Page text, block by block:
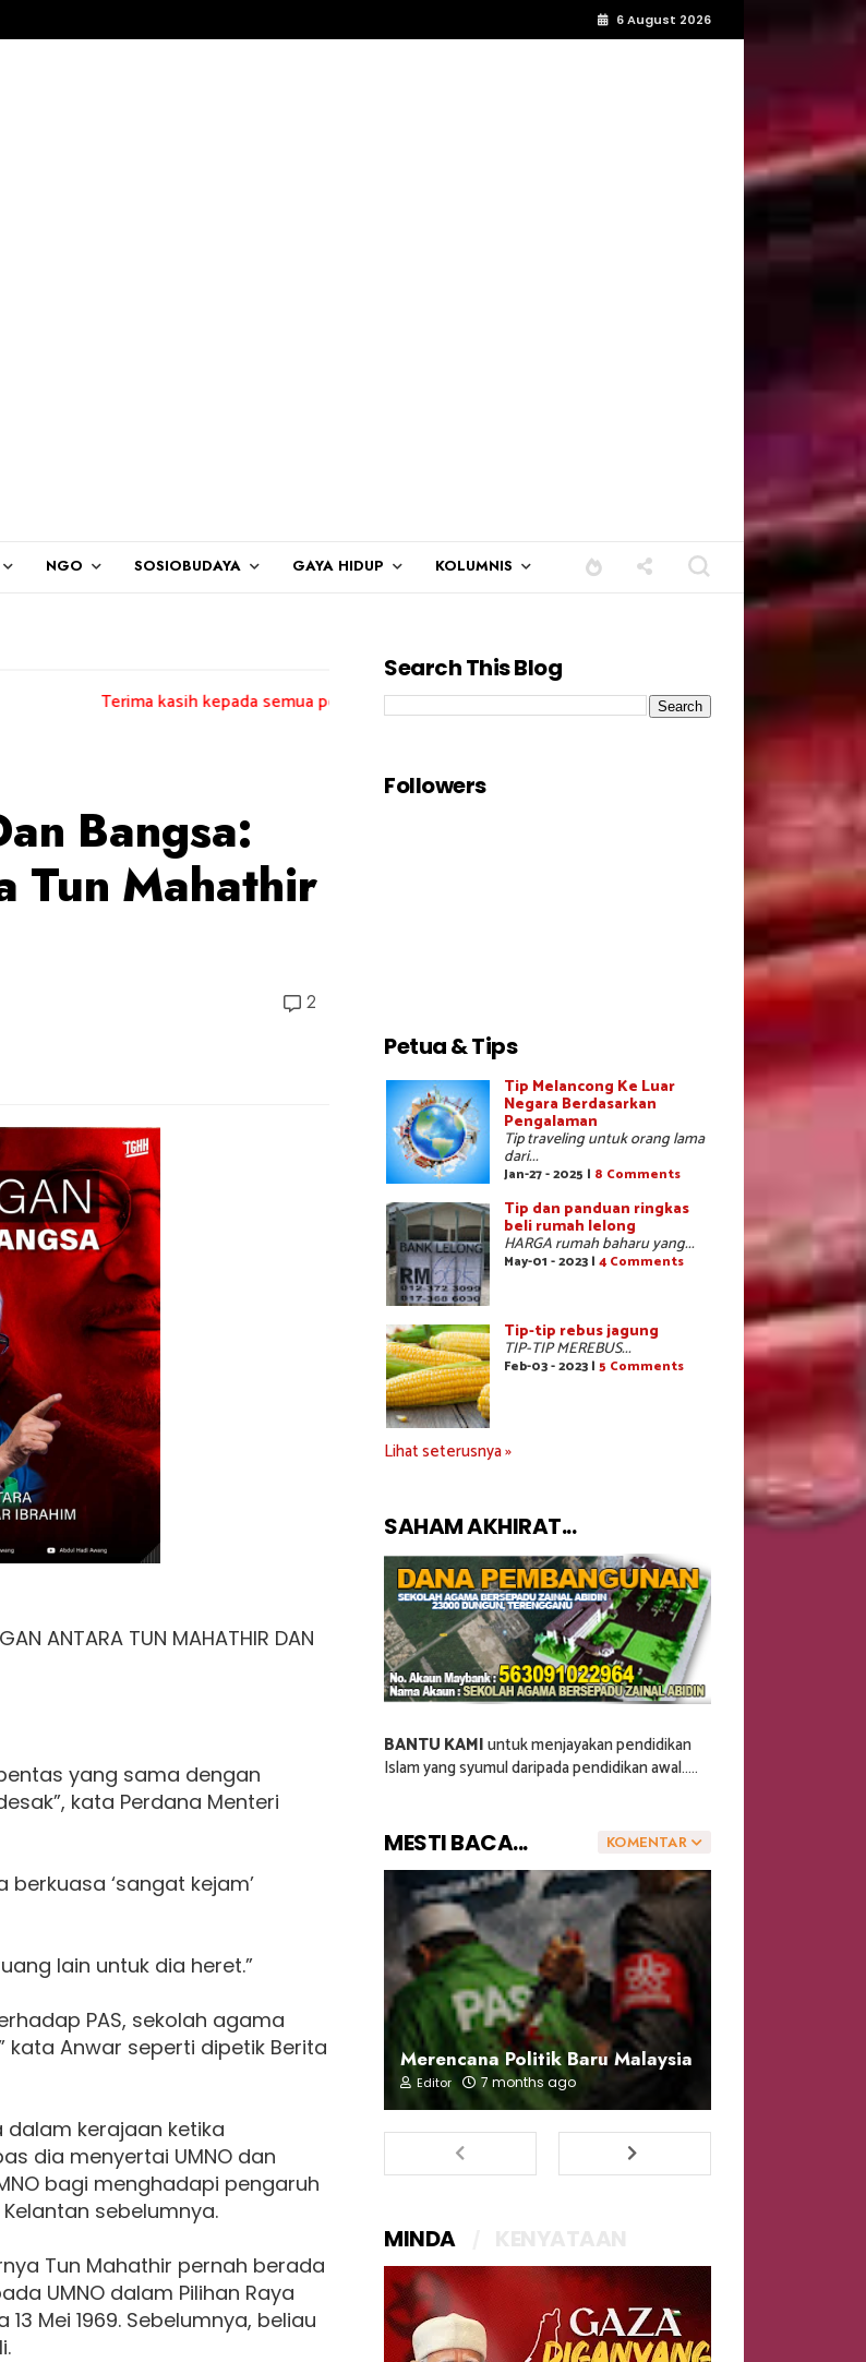
6 August 2026
NGO SOSIOBUDAYA GAYA HIDUP KOLUMNIS
Terima kasih kepada semua pengundi.......
Bangsa:
Tun Mahathir
2
ANTARA TUN MAHATHIR DAN
yang sama dengan
kata Perdana Menteri
‘sangat kejam’
lain untuk dia heret.”
PAS, sekolah agama
kata Anwar seperti dipetik Berita
kerajaan ketika
dia menyertai UMNO dan
bagi menghadapi pengaruh
sebelumnya.
Tun Mahathir pernah berada
UMNO dalam Pilihan Raya
Mei 1969. Sebelumnya, beliau
Search This Blog
Followers
Petua & Tips
Tip Melancong Ke Luar
Negara Berdasarkan
Pengalaman
Tip traveling untuk orang lama
dari...
Jan-27 - 2025 | 8 Comments
Tip dan panduan ringkas
beli rumah lelong
HARGA rumah baharu yang...
May-01 - 2023 | 4 Comments
Tip-tip rebus jagung
TIP-TIP MEREBUS...
Feb-03 - 2023 | 5 Comments
Lihat seterusnya »
SAHAM AKHIRAT...
BANTU KAMIuntuk menjayakan pendidikan
Islam yang syumul daripada pendidikan awal.....
KOMENTAR
MESTI BACA...
Merencana Politik Baru Malaysia
Editor 7 months ago
MINDA